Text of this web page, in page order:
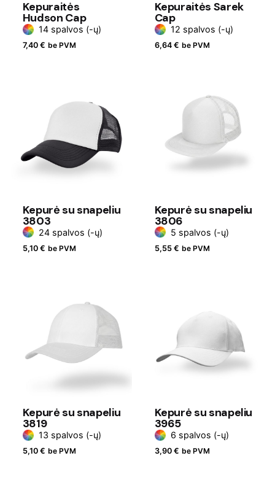
Kepuraitės
Hudson Cap
14 spalvos (-ų)
7,40 € be PVM
Kepuraitės Sarek
Cap
12 spalvos (-ų)
6,64 € be PVM
Kepurė su snapeliu
3803
24 spalvos (-ų)
5,10 € be PVM
Kepurė su snapeliu
3806
5 spalvos (-ų)
5,55 € be PVM
Kepurė su snapeliu
3819
13 spalvos (-ų)
5,10 € be PVM
Kepurė su snapeliu
3965
6 spalvos (-ų)
3,90 € be PVM